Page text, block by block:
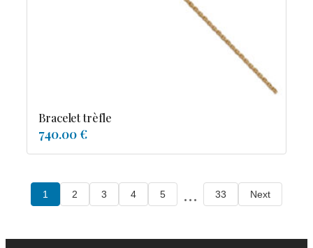
Bracelet trèfle
740.00 €
1 2 3 4 5 ... 33 Next